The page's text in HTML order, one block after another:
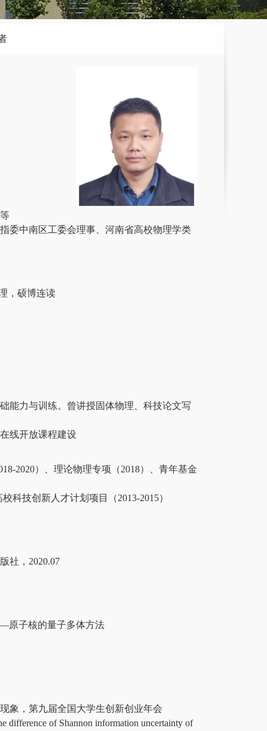
委中南区工委会理事、河南省高校物理学类
，硕博连读
能力与训练。曾讲授固体物理、科技论文写
线开放课程建设
2020）、理论物理专项（2018）、青年基金
科技创新人才计划项目（2013-2015）
社，2020.07
原子核的量子多体方法
象，第九届全国大学生创新创业年会
of Shannon information uncertainty of